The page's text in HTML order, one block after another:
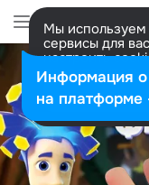
Мы используем
сервисы для
настроить
представитель.
Разрешить все
Информация о
на платформе